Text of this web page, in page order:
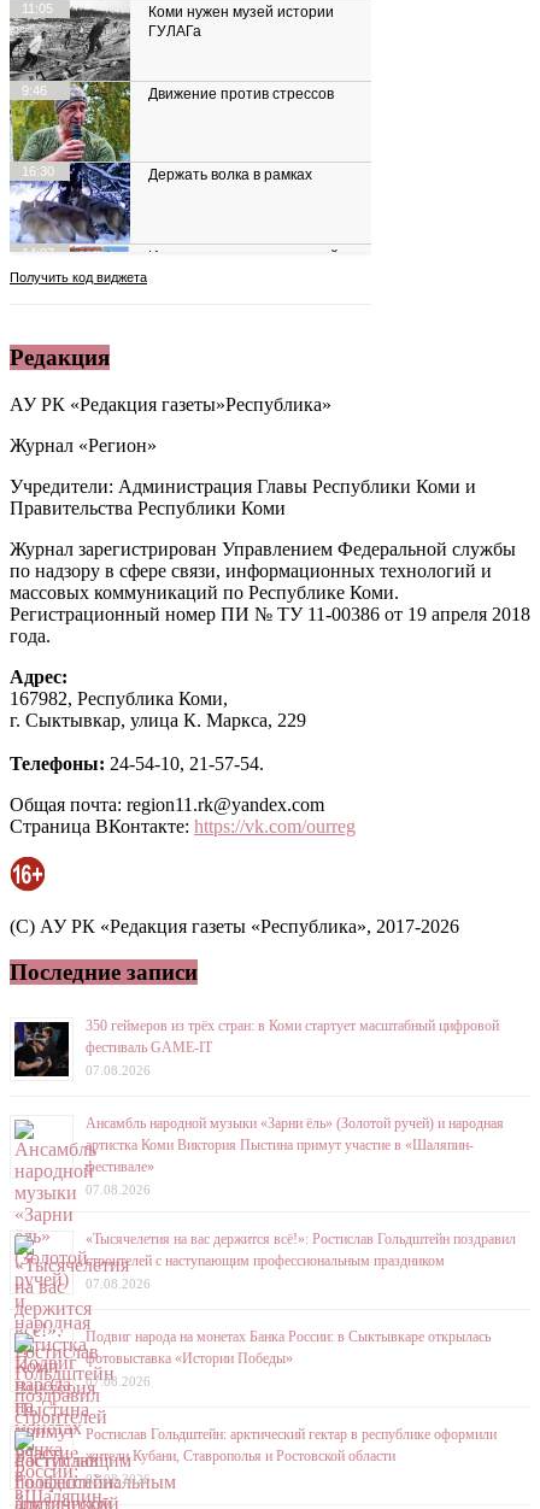
Редакция
АУ РК «Редакция газеты»Республика»
Журнал «Регион»
Учредители: Администрация Главы Республики Коми и
Правительства Республики Коми
Журнал зарегистрирован Управлением Федеральной службы
по надзору в сфере связи, информационных технологий и
массовых коммуникаций по Республике Коми.
Регистрационный номер ПИ № ТУ 11-00386 от 19 апреля 2018
года.
Адрес:
167982, Республика Коми,
г. Сыктывкар, улица К. Маркса, 229
Телефоны: 24-54-10, 21-57-54.
Общая почта: region11.rk@yandex.com
Страница ВКонтакте: https://vk.com/ourreg
(C) АУ РК «Редакция газеты «Республика», 2017-2026
Последние записи
350 геймеров из трёх стран: в Коми стартует масштабный цифровой
фестиваль GAME-IT
07.08.2026
Ансамбль народной музыки «Зарни ёль» (Золотой ручей) и народная
артистка Коми Виктория Пыстина примут участие в «Шаляпин-
фестивале»
07.08.2026
«Тысячелетия на вас держится всё!»: Ростислав Гольдштейн поздравил
строителей с наступающим профессиональным праздником
07.08.2026
Подвиг народа на монетах Банка России: в Сыктывкаре открылась
фотовыставка «Истории Победы»
07.08.2026
Ростислав Гольдштейн: арктический гектар в республике оформили
жители Кубани, Ставрополья и Ростовской области
07.08.2026